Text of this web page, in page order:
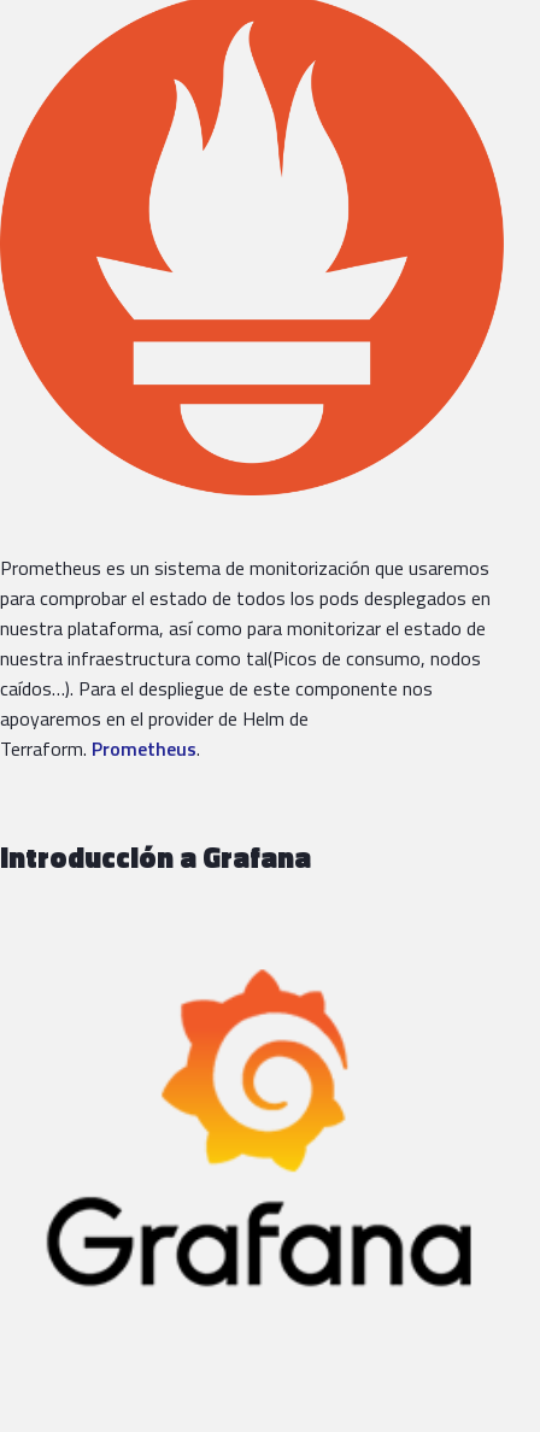
Prometheus es un sistema de monitorización que usaremos
para comprobar el estado de todos los pods desplegados en
nuestra plataforma, así como para monitorizar el estado de
nuestra infraestructura como tal(Picos de consumo, nodos
caídos…). Para el despliegue de este componente nos
apoyaremos en el provider de Helm de
Terraform. Prometheus.
Introducción a Grafana